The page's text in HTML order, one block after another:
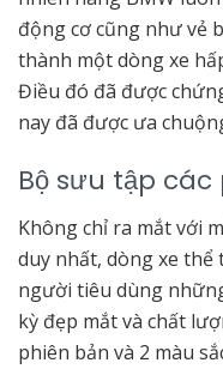
động cơ cũng như vẻ
thành một dòng xe
Điều đó đã được
nay đã được ưa
Bộ sưu tập
Không chỉ ra mắt với
duy nhất, dòng xe thể
người tiêu dùng
kỳ đẹp mắt và chất
phiên bản và 2 màu